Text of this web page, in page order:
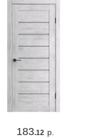
183.12 р.